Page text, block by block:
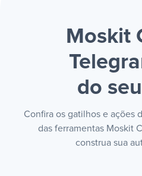
Moskit
do
Confira os gatilhos e ações
das ferramentas Moskit
construa sua